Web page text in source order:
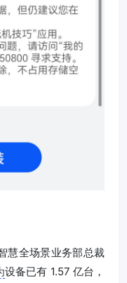
慧全场景业务部总裁
设备已有 1.57 亿台，